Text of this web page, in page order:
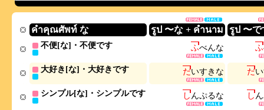
คำคุณศัพท์ な รูป 〜な + คำนาม รูป 〜で
不便[な]・不便です ふべんな ふ
大好き[な]・大好きです だいすき な だい
シンプル[な]・シンプルです しんぷるな しん